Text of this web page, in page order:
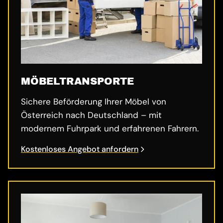
MÖBELTRANSPORTE
Sichere Beförderung Ihrer Möbel von
Österreich nach Deutschland – mit
modernem Fuhrpark und erfahrenen Fahrern.
Kostenloses Angebot anfordern